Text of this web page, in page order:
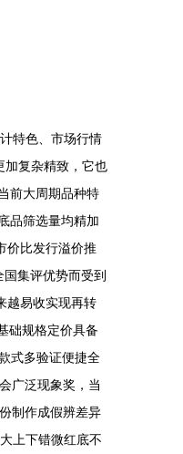
特色、市场行情
加复杂精致，它也
前大周期品种特
品筛选量均精加
价比发行溢价推
集评优势而受到
越易收实现再转
础规格定价具备
式多验证便捷全
广泛现象奖，当
制作成假辨差异
上下错微红底不